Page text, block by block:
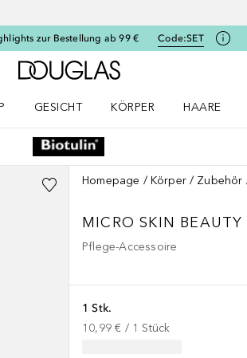
zur Bestellung ab 99 € Code:SET
Zur Douglas Startseite
GESICHT
KÖRPER
HAARE
Homepage Körper Zubehör
MICRO SKIN BEAUTY
Pflege-Accessoire
1 Stk.
10,99 € / 1 Stück